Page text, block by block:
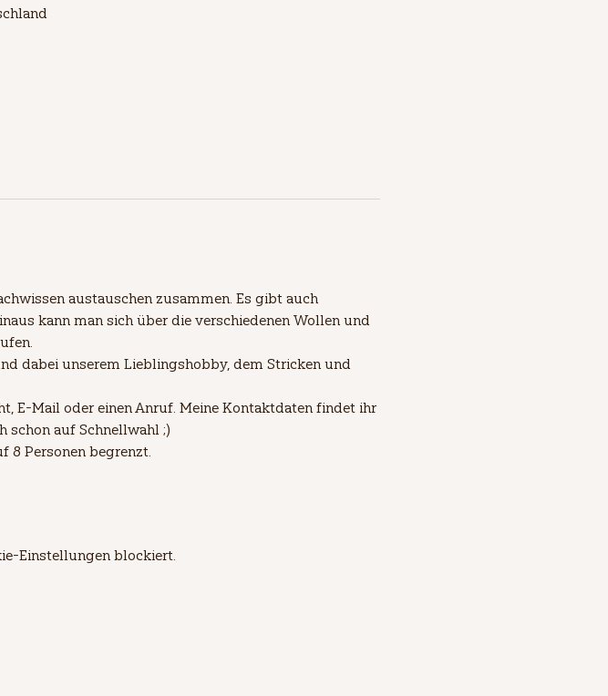
austauschen zusammen. Es gibt auch
kann man sich über die verschiedenen Wollen und
dabei unserem Lieblingshobby, dem Stricken und
E-Mail oder einen Anruf. Meine Kontaktdaten findet ihr
schon auf Schnellwahl ;)
8 Personen begrenzt.
Einstellungen blockiert.